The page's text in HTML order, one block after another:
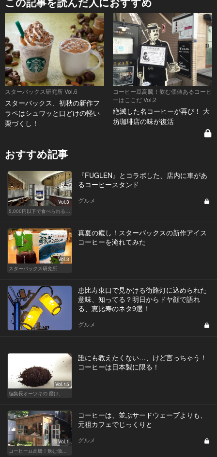
スターバックス研究所 Vol.6
スターバックス、初秋の新作フ
ラペはシュワッと口どけの軽い
栗づくし！
コーヒー豆高騰！飲む価値あるコーヒ
ーはここだ Vol.2
絶滅した名コーヒーが再び！ 大
坊珈琲店の味が復活
おすすめ記事
Vol.3
5,000円以下で食べられる！人気のカジュアルレストラン
『FUGLEN』とコラボした、店内に車があ
るコーヒースタンド
グルメ
Vol.3
スターバックス研究所
真夏の癒し！スターバックスの新作アイス
コーヒーを淹れてみた
恵比寿東口で見かける街路灯に込められた
意味、知ってる？明日からドヤ顔で語れ
る、恵比寿のネタ9選！
グルメ
Vol.15
編集長オーツキの 磨け、バカ舌！ 学べ、オトナの遊び
誰にも教えたくない…、けど言っちゃう！
コーヒーは日本製に限る！
Vol.1
コーヒー豆高騰！飲む価値あるコーヒーはここだ
コーヒーは、並ぶサードウェーブよりも、
元祖カフェでじっくりと
グルメ